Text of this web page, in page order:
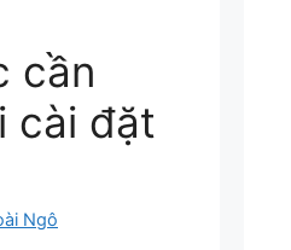
cần
cài đặt
Ngô